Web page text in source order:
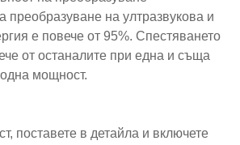
преобразуване на ултразвукова и
е повече от 95%. Спестяването
от останалите при една и съща
мощност.
поставете в детайла и включете